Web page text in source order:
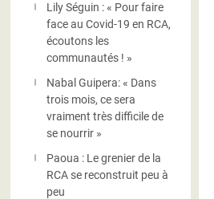
Lily Séguin : « Pour faire
face au Covid-19 en RCA,
écoutons les
communautés ! »
Nabal Guipera: « Dans
trois mois, ce sera
vraiment très difficile de
se nourrir »
Paoua : Le grenier de la
RCA se reconstruit peu à
peu